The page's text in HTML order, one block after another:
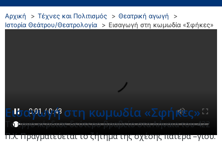
Αρχική Τέχνες και Πολιτισμός
Θεατρική αγωγή
Ιστορία Θεάτρου/Θεατρολογία
Εισαγωγή στη κωμωδία «Σφήκες»
Εισαγωγή στη κωμωδία «Σφήκες»
Το έργο κέρδισε δεύτερο βραβείο στα Λήναια του 422
Π.Χ. Πραγματεύεται το ζήτημα της σχέσης πατέρα –γιου.